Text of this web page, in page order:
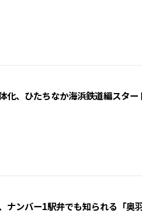
化、ひたちなか海浜鉄道編スタ
ナンバー1駅弁でも知られる「奥